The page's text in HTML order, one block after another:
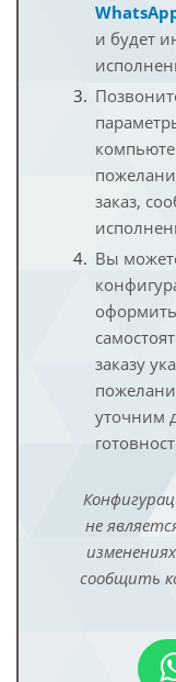
и будет
заказ,
Вы
оформить
заказу
уточним
не
сообщить